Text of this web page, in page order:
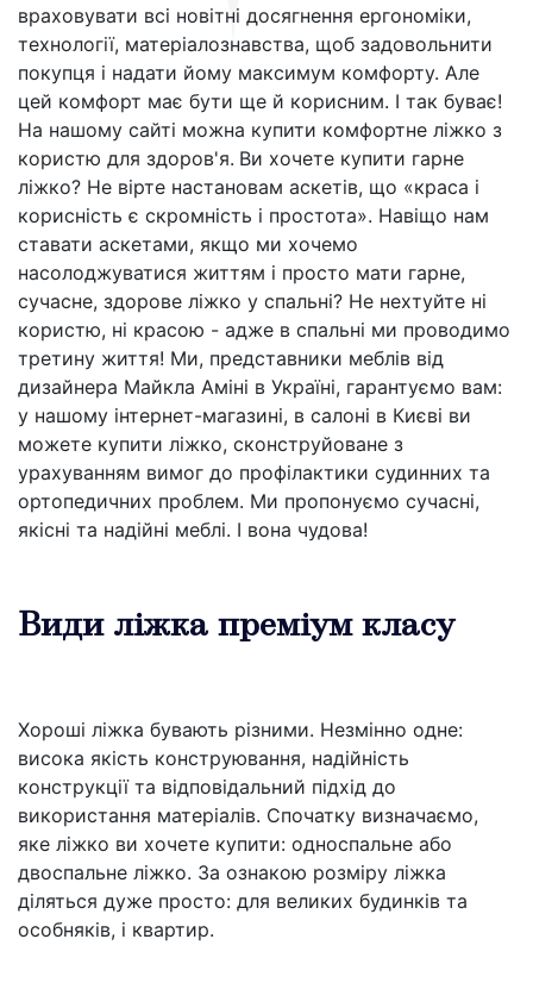
враховувати всі новітні досягнення ергономіки,
технології, матеріалознавства, щоб задовольнити
покупця і надати йому максимум комфорту. Але
цей комфорт має бути ще й корисним. І так буває!
На нашому сайті можна купити комфортне ліжко з
користю для здоров'я. Ви хочете купити гарне
ліжко? Не вірте настановам аскетів, що «краса і
корисність є скромність і простота». Навіщо нам
ставати аскетами, якщо ми хочемо
насолоджуватися життям і просто мати гарне,
сучасне, здорове ліжко у спальні? Не нехтуйте ні
користю, ні красою - адже в спальні ми проводимо
третину життя! Ми, представники меблів від
дизайнера Майкла Аміні в Україні, гарантуємо вам:
у нашому інтернет-магазині, в салоні в Києві ви
можете купити ліжко, сконструйоване з
урахуванням вимог до профілактики судинних та
ортопедичних проблем. Ми пропонуємо сучасні,
якісні та надійні меблі. І вона чудова!
Види ліжка преміум класу
Хороші ліжка бувають різними. Незмінно одне:
висока якість конструювання, надійність
конструкції та відповідальний підхід до
використання матеріалів. Спочатку визначаємо,
яке ліжко ви хочете купити: односпальне або
двоспальне ліжко. За ознакою розміру ліжка
діляться дуже просто: для великих будинків та
особняків, і квартир.